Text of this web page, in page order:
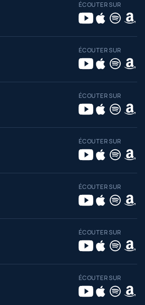
ÉCOUTER SUR
ÉCOUTER SUR
ÉCOUTER SUR
ÉCOUTER SUR
ÉCOUTER SUR
ÉCOUTER SUR
ÉCOUTER SUR